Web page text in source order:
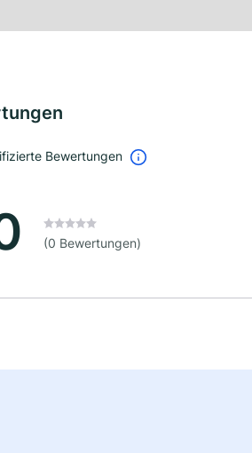
Bewertungen
(0 Bewertungen)